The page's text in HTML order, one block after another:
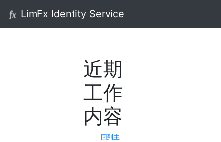
LimFx Identity Service
近期
工作
内容
回到主